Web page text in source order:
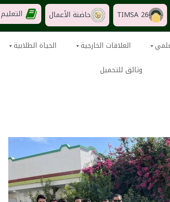
TIMSA 26 حاضنة الأعمال
العلاقات الخارجية الحياة الطلابية
وثائق للتحميل